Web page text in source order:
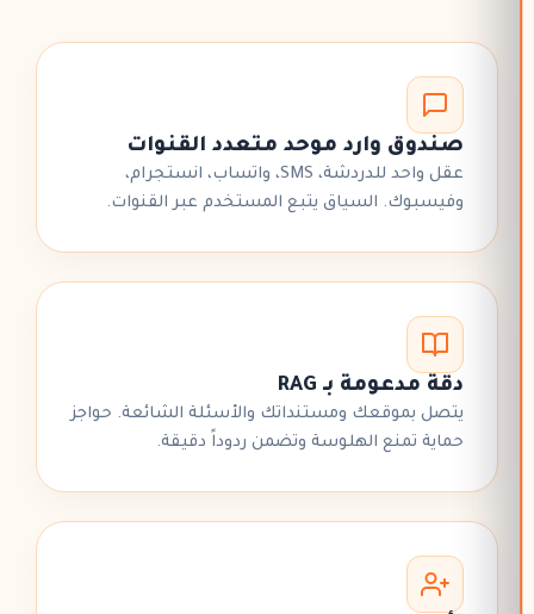
صندوق وارد موحد متعدد القنوات
عقل واحد للدردشة، SMS، واتساب، انستجرام،
وفيسبوك. السياق يتبع المستخدم عبر القنوات.
دقة مدعومة بـ RAG
يتصل بموقعك ومستنداتك والأسئلة الشائعة. حواجز
حماية تمنع الهلوسة وتضمن ردوداً دقيقة.